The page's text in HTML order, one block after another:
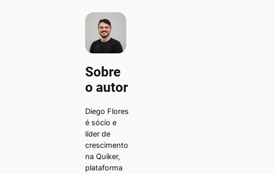
Sobre
o autor
Diego Flores
é sócio e
líder de
crescimento
na Quiker,
plataforma